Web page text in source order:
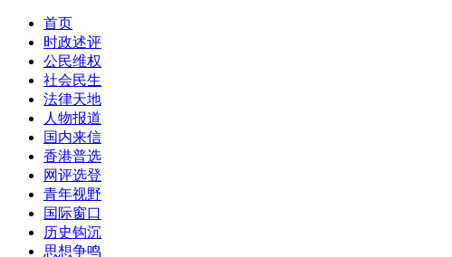
首页
时政述评
公民维权
社会民生
法律天地
人物报道
国内来信
香港普选
网评选登
青年视野
国际窗口
历史钩沉
思想争鸣